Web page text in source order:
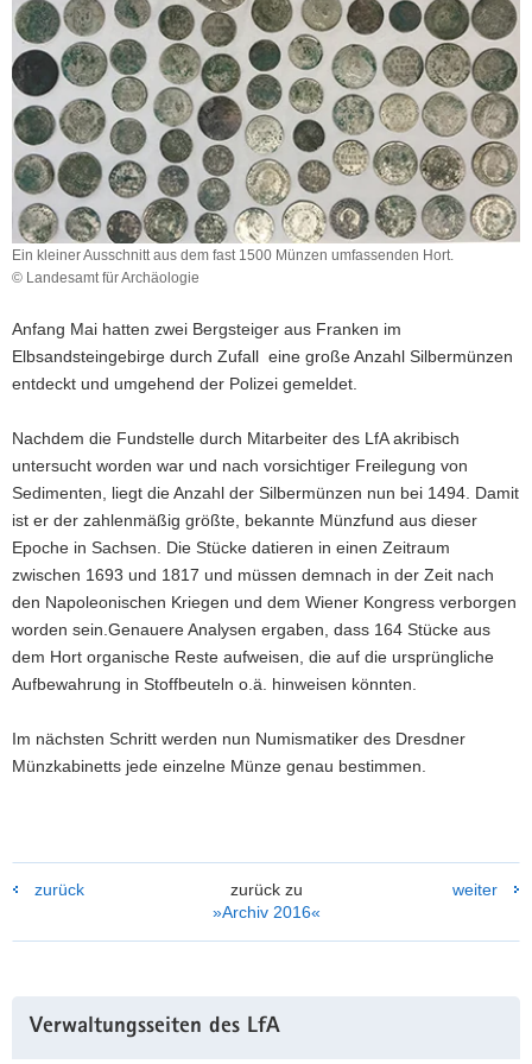
a
v
i
g
a
t
i
o
n
Ein kleiner Ausschnitt aus dem fast 1500 Münzen umfassenden Hort.
© Landesamt für Archäologie
Anfang Mai hatten zwei Bergsteiger aus Franken im
Elbsandsteingebirge durch Zufall eine große Anzahl Silbermünzen
entdeckt und umgehend der Polizei gemeldet.
Nachdem die Fundstelle durch Mitarbeiter des LfA akribisch
untersucht worden war und nach vorsichtiger Freilegung von
Sedimenten, liegt die Anzahl der Silbermünzen nun bei 1494. Damit
ist er der zahlenmäßig größte, bekannte Münzfund aus dieser
Epoche in Sachsen. Die Stücke datieren in einen Zeitraum
zwischen 1693 und 1817 und müssen demnach in der Zeit nach
den Napoleonischen Kriegen und dem Wiener Kongress verborgen
worden sein.Genauere Analysen ergaben, dass 164 Stücke aus
dem Hort organische Reste aufweisen, die auf die ursprüngliche
Aufbewahrung in Stoffbeuteln o.ä. hinweisen könnten.
Im nächsten Schritt werden nun Numismatiker des Dresdner
Münzkabinetts jede einzelne Münze genau bestimmen.
zurück
zurück zu
»Archiv 2016«
weiter
Information
Verwaltungsseiten des LfA